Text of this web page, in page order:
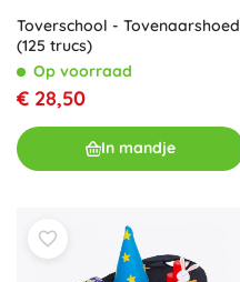
Toverschool - Tovenaarshoed
(125 trucs)
Op voorraad
€ 28,50
In mandje